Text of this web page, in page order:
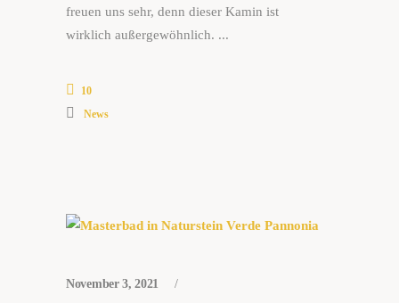
freuen uns sehr, denn dieser Kamin ist
wirklich außergewöhnlich.
10
News
November 3, 2021